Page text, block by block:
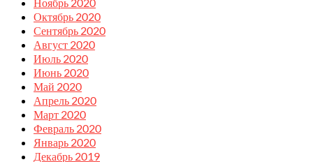
Октябрь 2020
Сентябрь 2020
Август 2020
Июль 2020
Июнь 2020
Май 2020
Апрель 2020
Март 2020
Февраль 2020
Январь 2020
Декабрь 2019